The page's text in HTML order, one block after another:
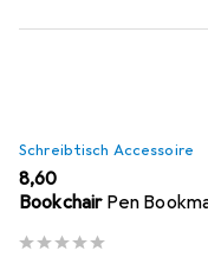
Schreibtisch Accessoire
EUR
8,60
Bookchair Pen